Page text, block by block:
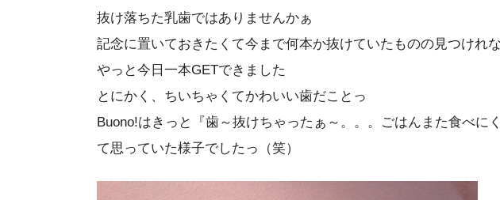
抜け落ちた乳歯ではありませんかぁ
記念に置いておきたくて今まで何本か抜けていたものの見つけれな
やっと今日一本GETできました
とにかく、ちいちゃくてかわいい歯だことっ
Buono!はきっと『歯～抜けちゃったぁ～。。。ごはんまた食べに
て思っていた様子でしたっ（笑）